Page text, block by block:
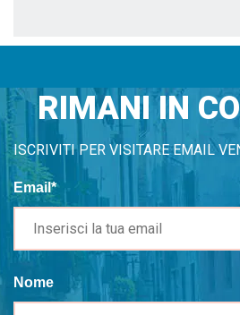
RIMANI IN
ISCRIVITI PER VISITARE EMAIL